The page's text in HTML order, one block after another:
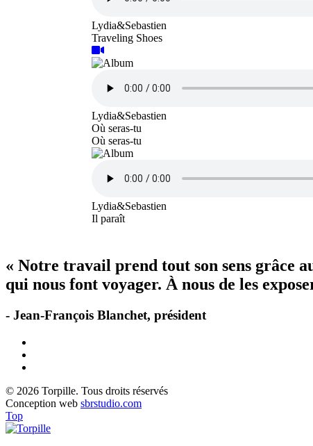
Lydia&Sebastien
Traveling Shoes
Lydia&Sebastien
Où seras-tu
Où seras-tu
Lydia&Sebastien
Il paraît
« Notre travail prend tout son sens grâce
qui nous font voyager. À nous de les
- Jean-François Blanchet, président
© 2026 Torpille. Tous droits réservés
Conception web sbrstudio.com
Top